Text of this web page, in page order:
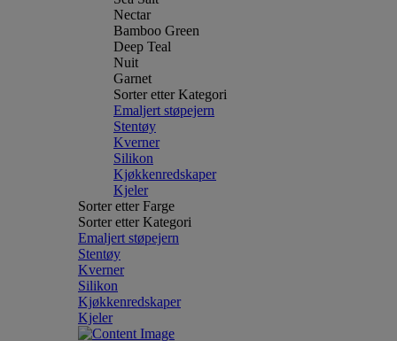
Nectar
Bamboo Green
Deep Teal
Nuit
Garnet
Sorter etter Kategori
Emaljert støpejern
Stentøy
Kverner
Silikon
Kjøkkenredskaper
Kjeler
Sorter etter Farge
Sorter etter Kategori
Emaljert støpejern
Stentøy
Kverner
Silikon
Kjøkkenredskaper
Kjeler